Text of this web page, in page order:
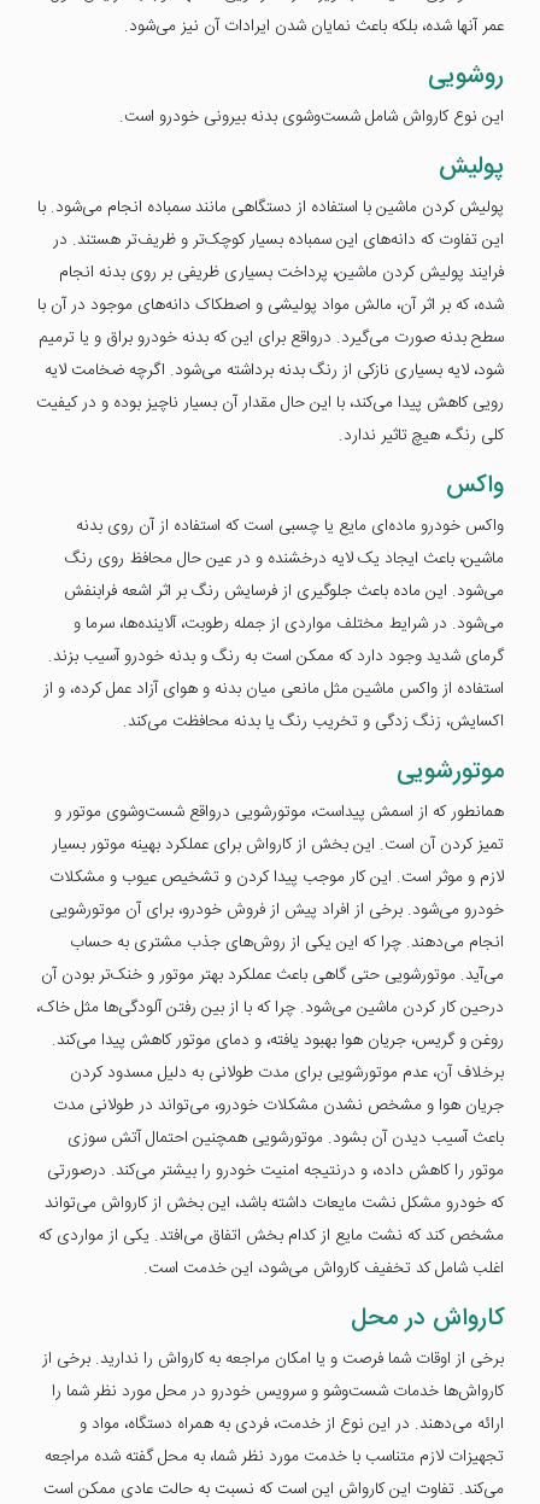
عمر آنها شده، بلکه باعث نمایان شدن ایرادات آن نیز می‌شود.
روشویی
این نوع کارواش شامل شست‌وشوی بدنه بیرونی خودرو است.
پولیش
پولیش کردن ماشین با استفاده از دستگاهی مانند سمباده انجام می‌شود. با
این تفاوت که دانه‌های این سمباده بسیار کوچک‌تر و ظریف‌تر هستند. در
فرایند پولیش کردن ماشین، پرداخت بسیاری ظریفی بر روی بدنه انجام
شده، که بر اثر آن، مالش مواد پولیشی و اصطکاک دانه‌های موجود در آن با
سطح بدنه صورت می‌گیرد. درواقع برای این که بدنه خودرو براق و یا ترمیم
شود، لایه بسیاری نازکی از رنگ بدنه برداشته می‌شود. اگرچه ضخامت لایه
رویی کاهش پیدا می‌کند، با این حال مقدار آن بسیار ناچیز بوده و در کیفیت
کلی رنگ، هیچ تاثیر ندارد.
واکس
واکس خودرو ماده‌ای مایع یا چسبی است که استفاده از آن روی بدنه
ماشین، باعث ایجاد یک لایه درخشنده و در عین حال محافظ روی رنگ
می‌شود. این ماده باعث جلوگیری از فرسایش رنگ بر اثر اشعه فرابنفش
می‌شود. در شرایط مختلف مواردی از جمله رطوبت، آلاینده‌ها، سرما و
گرمای شدید وجود دارد که ممکن است به رنگ و بدنه خودرو آسیب بزند.
استفاده از واکس ماشین مثل مانعی میان بدنه و هوای آزاد عمل کرده، و از
اکسایش، زنگ زدگی و تخریب رنگ یا بدنه محافظت می‌کند.
موتورشویی
همانطور که از اسمش پیداست، موتورشویی درواقع شست‌وشوی موتور و
تمیز کردن آن است. این بخش از کارواش برای عملکرد بهینه موتور بسیار
لازم و موثر است. این کار موجب پیدا کردن و تشخیص عیوب و مشکلات
خودرو می‌شود. برخی از افراد پیش از فروش خودرو، برای آن موتورشویی
انجام می‌دهند. چرا که این یکی از روش‌های جذب مشتری به حساب
می‌آید. موتورشویی حتی گاهی باعث عملکرد بهتر موتور و خنک‌تر بودن آن
درحین کار کردن ماشین می‌شود. چرا که با از بین رفتن آلودگی‌ها مثل خاک،
روغن و گریس، جریان هوا بهبود یافته، و دمای موتور کاهش پیدا می‌کند.
برخلاف آن، عدم موتورشویی برای مدت طولانی به دلیل مسدود کردن
جریان هوا و مشخص نشدن مشکلات خودرو، می‌تواند در طولانی مدت
باعث آسیب دیدن آن بشود. موتورشویی همچنین احتمال آتش سوزی
موتور را کاهش داده، و درنتیجه امنیت خودرو را بیشتر می‌کند. درصورتی
که خودرو مشکل نشت مایعات داشته باشد، این بخش از کارواش می‌تواند
مشخص کند که نشت مایع از کدام بخش اتفاق می‌افتد. یکی از مواردی که
اغلب شامل کد تخفیف کارواش می‌شود، این خدمت است.
کارواش در محل
برخی از اوقات شما فرصت و یا امکان مراجعه به کارواش را ندارید. برخی از
کارواش‌ها خدمات شست‌وشو و سرویس خودرو در محل مورد نظر شما را
ارائه می‌دهند. در این نوع از خدمت، فردی به همراه دستگاه، مواد و
تجهیزات لازم متناسب با خدمت مورد نظر شما، به محل گفته شده مراجعه
می‌کند. تفاوت این کارواش این است که نسبت به حالت عادی ممکن است